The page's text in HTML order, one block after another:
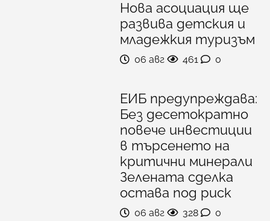
Нова асоциация ще
развива детския и
младежкия туризъм
06 авг 461 0
ЕИБ предупреждава:
Без десетократно
повече инвестиции
в търсенето на
критични минерали
Зелената сделка
остава под риск
06 авг 328 0